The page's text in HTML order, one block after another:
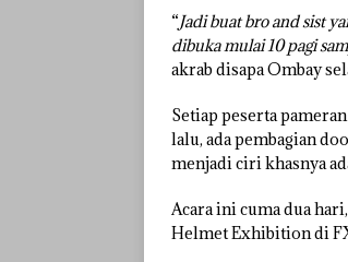
“Jadi buat bro and sist
dibuka mulai 10 pagi
akrab disapa Ombay
Setiap peserta
lalu, ada pembagian
menjadi ciri khasnya
Acara ini cuma dua
Helmet Exhibition di